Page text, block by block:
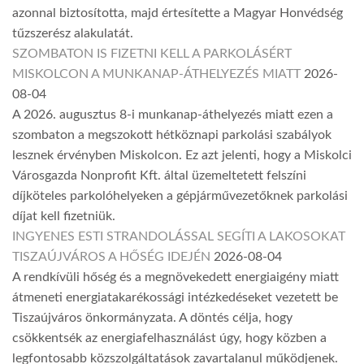
azonnal biztosította, majd értesítette a Magyar Honvédség
tűzszerész alakulatát.
SZOMBATON IS FIZETNI KELL A PARKOLÁSÉRT
MISKOLCON A MUNKANAP-ÁTHELYEZÉS MIATT 2026-
08-04
A 2026. augusztus 8-i munkanap-áthelyezés miatt ezen a
szombaton a megszokott hétköznapi parkolási szabályok
lesznek érvényben Miskolcon. Ez azt jelenti, hogy a Miskolci
Városgazda Nonprofit Kft. által üzemeltetett felszíni
díjköteles parkolóhelyeken a gépjárművezetőknek parkolási
díjat kell fizetniük.
INGYENES ESTI STRANDOLÁSSAL SEGÍTI A LAKOSOKAT
TISZAÚJVÁROS A HŐSÉG IDEJÉN 2026-08-04
A rendkívüli hőség és a megnövekedett energiaigény miatt
átmeneti energiatakarékossági intézkedéseket vezetett be
Tiszaújváros önkormányzata. A döntés célja, hogy
csökkentsék az energiafelhasználást úgy, hogy közben a
legfontosabb közszolgáltatások zavartalanul működjenek.